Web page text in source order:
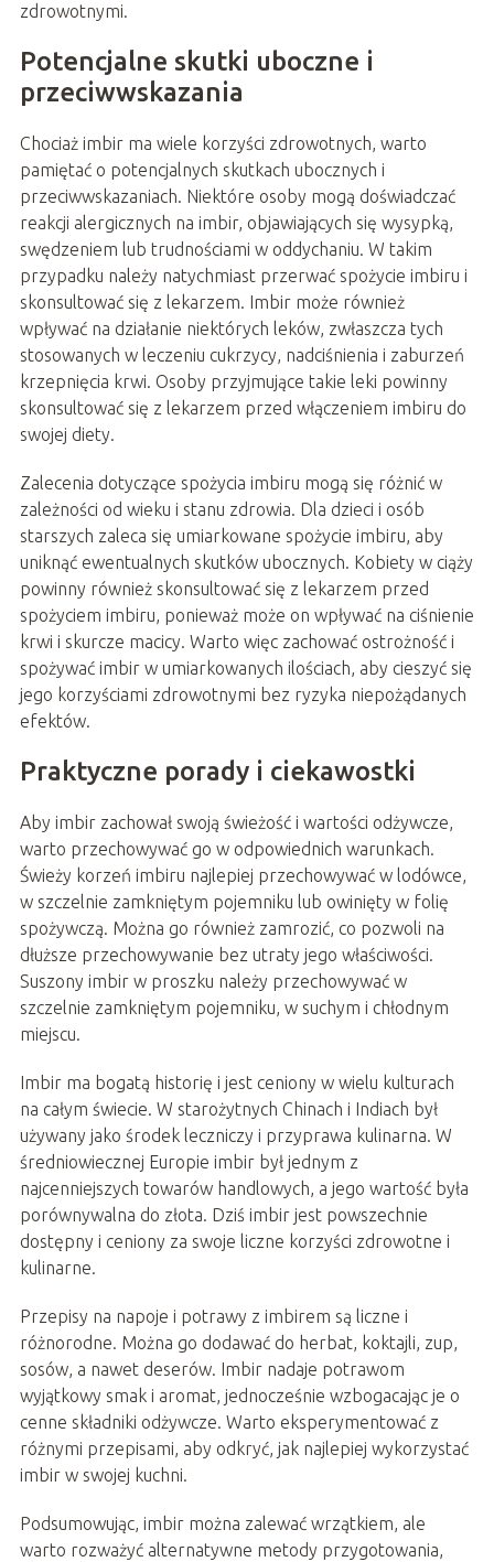
zdrowotnymi.
Potencjalne skutki uboczne i
przeciwwskazania
Chociaż imbir ma wiele korzyści zdrowotnych, warto
pamiętać o potencjalnych skutkach ubocznych i
przeciwwskazaniach. Niektóre osoby mogą doświadczać
reakcji alergicznych na imbir, objawiających się wysypką,
swędzeniem lub trudnościami w oddychaniu. W takim
przypadku należy natychmiast przerwać spożycie imbiru i
skonsultować się z lekarzem. Imbir może również
wpływać na działanie niektórych leków, zwłaszcza tych
stosowanych w leczeniu cukrzycy, nadciśnienia i zaburzeń
krzepnięcia krwi. Osoby przyjmujące takie leki powinny
skonsultować się z lekarzem przed włączeniem imbiru do
swojej diety.
Zalecenia dotyczące spożycia imbiru mogą się różnić w
zależności od wieku i stanu zdrowia. Dla dzieci i osób
starszych zaleca się umiarkowane spożycie imbiru, aby
uniknąć ewentualnych skutków ubocznych. Kobiety w ciąży
powinny również skonsultować się z lekarzem przed
spożyciem imbiru, ponieważ może on wpływać na ciśnienie
krwi i skurcze macicy. Warto więc zachować ostrożność i
spożywać imbir w umiarkowanych ilościach, aby cieszyć się
jego korzyściami zdrowotnymi bez ryzyka niepożądanych
efektów.
Praktyczne porady i ciekawostki
Aby imbir zachował swoją świeżość i wartości odżywcze,
warto przechowywać go w odpowiednich warunkach.
Świeży korzeń imbiru najlepiej przechowywać w lodówce,
w szczelnie zamkniętym pojemniku lub owinięty w folię
spożywczą. Można go również zamrozić, co pozwoli na
dłuższe przechowywanie bez utraty jego właściwości.
Suszony imbir w proszku należy przechowywać w
szczelnie zamkniętym pojemniku, w suchym i chłodnym
miejscu.
Imbir ma bogatą historię i jest ceniony w wielu kulturach
na całym świecie. W starożytnych Chinach i Indiach był
używany jako środek leczniczy i przyprawa kulinarna. W
średniowiecznej Europie imbir był jednym z
najcenniejszych towarów handlowych, a jego wartość była
porównywalna do złota. Dziś imbir jest powszechnie
dostępny i ceniony za swoje liczne korzyści zdrowotne i
kulinarne.
Przepisy na napoje i potrawy z imbirem są liczne i
różnorodne. Można go dodawać do herbat, koktajli, zup,
sosów, a nawet deserów. Imbir nadaje potrawom
wyjątkowy smak i aromat, jednocześnie wzbogacając je o
cenne składniki odżywcze. Warto eksperymentować z
różnymi przepisami, aby odkryć, jak najlepiej wykorzystać
imbir w swojej kuchni.
Podsumowując, imbir można zalewać wrzątkiem, ale
warto rozważyć alternatywne metody przygotowania,